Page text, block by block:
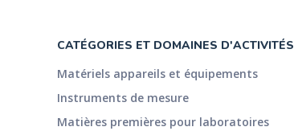
CATÉGORIES ET DOMAINES D'ACTIVITÉS
Matériels appareils et équipements
Instruments de mesure
Matières premières pour laboratoires